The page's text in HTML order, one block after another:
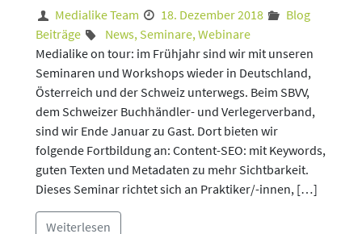
Medialike Team 18. Dezember 2018
Blog
Beiträge
News, Seminare,Webinare
Medialike on tour: im Frühjahr sind wir mit unseren
Seminaren und Workshops wieder in Deutschland,
Österreich und der Schweiz unterwegs. Beim SBVV,
dem Schweizer Buchhändler- und Verlegerverband,
sind wir Ende Januar zu Gast. Dort bieten wir
folgende Fortbildung an: Content-SEO: mit Keywords,
guten Texten und Metadaten zu mehr Sichtbarkeit.
Dieses Seminar richtet sich an Praktiker/-innen, […]
Weiterlesen